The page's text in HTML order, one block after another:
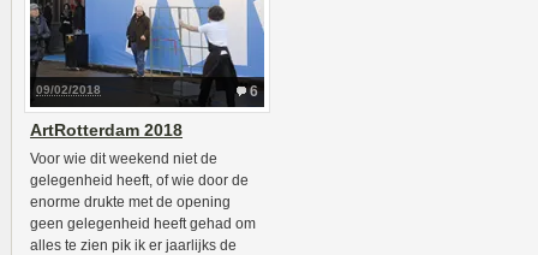
6
09/02/2018
ArtRotterdam 2018
Voor wie dit weekend niet de
gelegenheid heeft, of wie door de
enorme drukte met de opening
geen gelegenheid heeft gehad om
alles te zien pik ik er jaarlijks de